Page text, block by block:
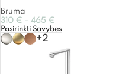
Bruma
310 € – 465 €
Pasirinkti Savybes
+2